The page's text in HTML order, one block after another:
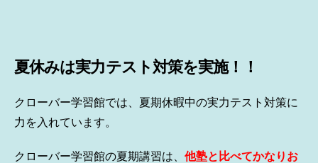
夏休みは実力テスト対策を実施！！
クローバー学習館では、夏期休暇中の実力テスト対策に
力を入れています。
クローバー学習館の夏期講習は、 他塾と比べてかなりお